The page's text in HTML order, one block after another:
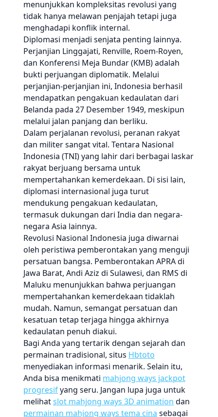
menunjukkan kompleksitas revolusi yang
tidak hanya melawan penjajah tetapi juga
menghadapi konflik internal.
Diplomasi menjadi senjata penting lainnya.
Perjanjian Linggajati, Renville, Roem-Royen,
dan Konferensi Meja Bundar (KMB) adalah
bukti perjuangan diplomatik. Melalui
perjanjian-perjanjian ini, Indonesia berhasil
mendapatkan pengakuan kedaulatan dari
Belanda pada 27 Desember 1949, meskipun
melalui jalan panjang dan berliku.
Dalam perjalanan revolusi, peranan rakyat
dan militer sangat vital. Tentara Nasional
Indonesia (TNI) yang lahir dari berbagai laskar
rakyat berjuang bersama untuk
mempertahankan kemerdekaan. Di sisi lain,
diplomasi internasional juga turut
mendukung pengakuan kedaulatan,
termasuk dukungan dari India dan negara-
negara Asia lainnya.
Revolusi Nasional Indonesia juga diwarnai
oleh peristiwa pemberontakan yang menguji
persatuan bangsa. Pemberontakan APRA di
Jawa Barat, Andi Aziz di Sulawesi, dan RMS di
Maluku menunjukkan bahwa perjuangan
mempertahankan kemerdekaan tidaklah
mudah. Namun, semangat persatuan dan
kesatuan tetap terjaga hingga akhirnya
kedaulatan penuh diakui.
Bagi Anda yang tertarik dengan sejarah dan
permainan tradisional, situs Hbtoto
menyediakan informasi menarik. Selain itu,
Anda bisa menikmati mahjong ways jackpot
progresifyang seru. Jangan lupa juga untuk
melihatslot mahjong ways 3D animation dan
permainan mahjong ways tema cina sebagai